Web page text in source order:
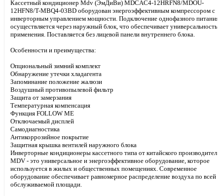
Кассетный кондиционер Mdv (ЭмДиВи) MDCAC4-12HRFN8/MDOU-
12HFN8/T-MBQ4-03BD оборудован энергоэффективным компрессором с
инверторным управлением мощности. Подключение однофазного питания
осуществляется через наружный блок, что обеспечивает универсальность
применения. Поставляется без лицевой панели внутреннего блока.
Особенности и преимущества:
Опциональный зимний комплект
Обнаружение утечки хладагента
Запоминание положение жалюзи
Воздушный противопылевой фильтр
Защита от замерзания
Температурная компенсация
Функция FOLLOW ME
Отключаемый дисплей
Самодиагностика
Антикоррозийное покрытие
Защитная крышка вентилей наружного блока
Инверторные кондиционеры кассетного типа от китайского производителя
MDV - это универсальное и энергоэффективное оборудование, которое
используется в жилых и общественных помещениях. Современное
оборудование обеспечивает равномерное распределение воздуха по всей
обслуживаемой площади.